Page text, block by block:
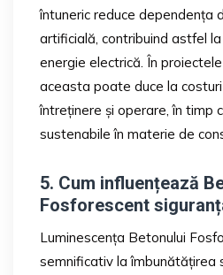
întuneric reduce dependența
artificială, contribuind astfel
energie electrică. În
aceasta poate duce la
întreținere și operare, în timp
sustenabile în materie de
5. Cum influențează
Fosforescent
Luminescența Betonului
semnificativ la îmbunătățirea